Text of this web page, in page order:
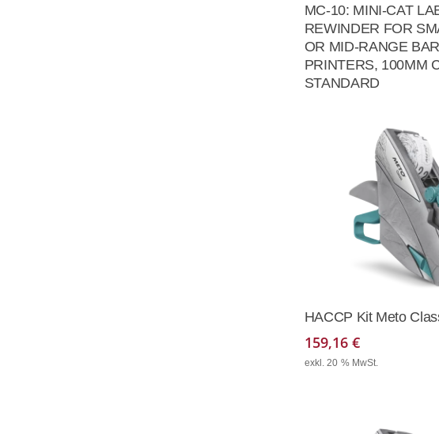
MC-10: MINI-CAT
REWINDER FOR
OR MID-RANGE
PRINTERS, 100MM
STANDARD
In Den
HACCP Kit Meto
159,16€
exkl. 20 % MwSt.